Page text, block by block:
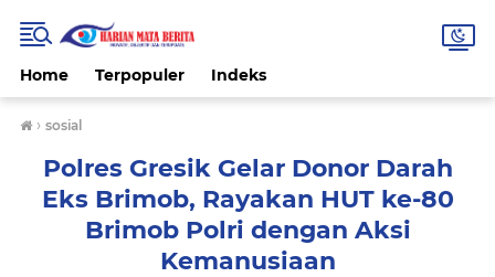
Home Terpopuler Indeks
› sosial
Polres Gresik Gelar Donor Darah
Eks Brimob, Rayakan HUT ke-80
Brimob Polri dengan Aksi
Kemanusiaan